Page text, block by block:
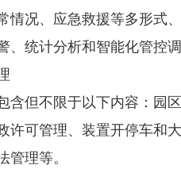
情况、应急救援等多形式
、统计分析和智能化管控
含但不限于以下内容：园
许可管理、装置开停车和
管理等。